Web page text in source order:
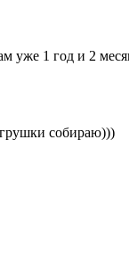
уже 1 год и 2
собираю)))